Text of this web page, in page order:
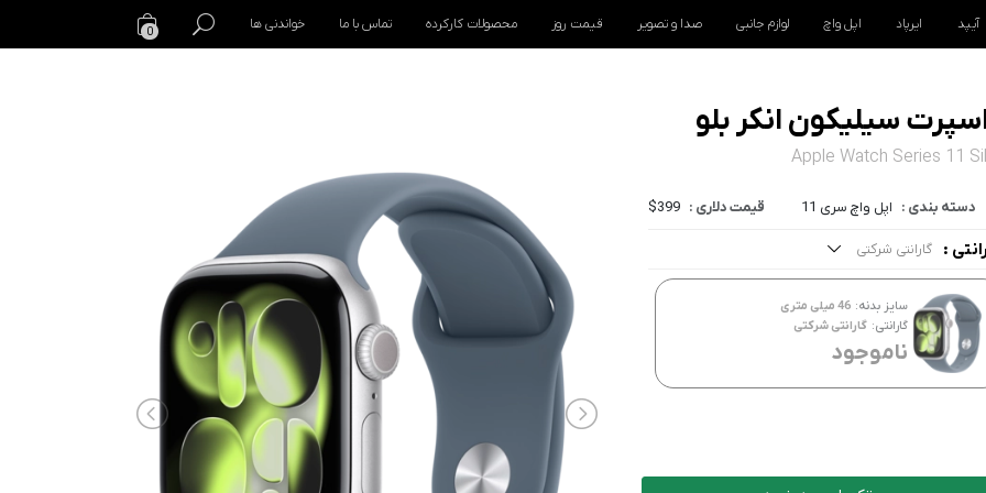
آیپد ایرپاد اپل واچ لوازم جانبی صدا و تصویر قیمت روز محصولات کارکرده تماس با ما خواندنی ها 0
Apple Watch Series 11
دسته بندی : اپل واچ سری 11 قیمت دلاری : $399
: گارانتی شرکتی
موارد
گارانتی شرکتیسایز بدنه: 46 میلی متری
گارانتی: گارانتی شرکتی
ناموجود